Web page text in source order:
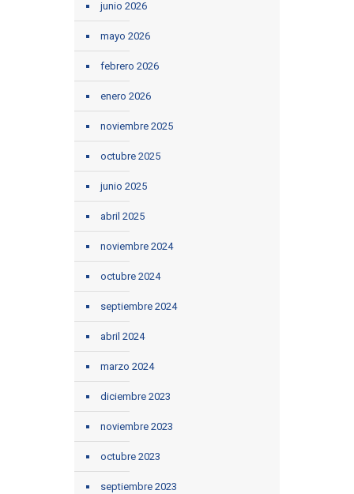
junio 2026
mayo 2026
febrero 2026
enero 2026
noviembre 2025
octubre 2025
junio 2025
abril 2025
noviembre 2024
octubre 2024
septiembre 2024
abril 2024
marzo 2024
diciembre 2023
noviembre 2023
octubre 2023
septiembre 2023